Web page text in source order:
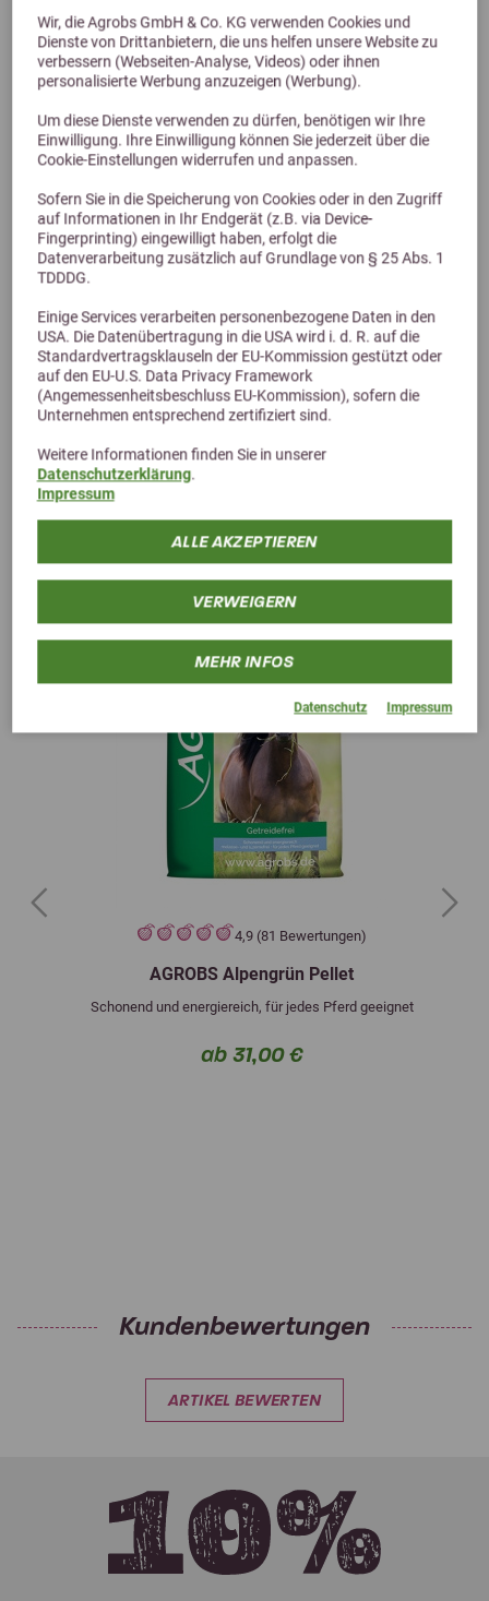
Wir, die Agrobs GmbH & Co. KG verwenden Cookies und
Dienste von Drittanbietern, die uns helfen unsere Website zu
verbessern (Webseiten-Analyse, Videos) oder ihnen
personalisierte Werbung anzuzeigen (Werbung).
Um diese Dienste verwenden zu dürfen, benötigen wir Ihre
Einwilligung. Ihre Einwilligung können Sie jederzeit über die
Cookie-Einstellungen widerrufen und anpassen.
Sofern Sie in die Speicherung von Cookies oder in den Zugriff
auf Informationen in Ihr Endgerät (z.B. via Device-
Fingerprinting) eingewilligt haben, erfolgt die
Datenverarbeitung zusätzlich auf Grundlage von § 25 Abs. 1
TDDDG.
Einige Services verarbeiten personenbezogene Daten in den
USA. Die Datenübertragung in die USA wird i. d. R. auf die
Standardvertragsklauseln der EU-Kommission gestützt oder
auf den EU-U.S. Data Privacy Framework
(Angemessenheitsbeschluss EU-Kommission), sofern die
Unternehmen entsprechend zertifiziert sind.
Weitere Informationen finden Sie in unserer
Datenschutzerklärung.
Impressum
ALLE AKZEPTIEREN
VERWEIGERN
MEHR INFOS
Datenschutz Impressum
4,7 (32 Bewertungen)
Dodson & Horrell Build Up Mix 20kg
Aufbaumüsli für Pferde
35,49 €
Previous Next
Alternative Produkte
4,9 (81 Bewertungen)
AGROBS Alpengrün Pellet
Schonend und energiereich, für jedes Pferd geeignet
ab 31,00 €
Previous Next
Kundenbewertungen
ARTIKEL BEWERTEN